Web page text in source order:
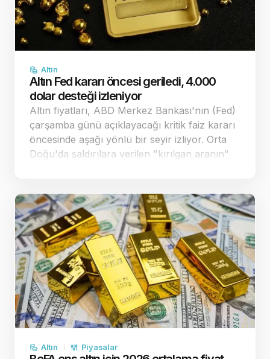
Altın
Altın Fed kararı öncesi geriledi, 4.000
dolar desteği izleniyor
Altın fiyatları, ABD Merkez Bankası'nın (Fed)
çarşamba günü açıklayacağı kritik faiz kararı
öncesinde aşağı yönlü bir seyir izliyor. Orta
Doğu'da saldırılara verilen "kırılgan aranın"
Altın Piyasalar